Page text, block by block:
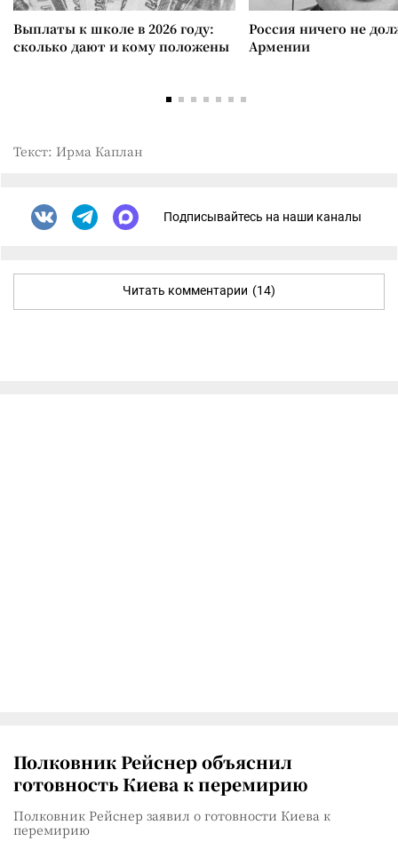
Выплаты к школе в 2026 году:
сколько дают и кому положены
Россия ничего не
Армении
Текст: Ирма Каплан
Подписывайтесь на наши каналы
Читать комментарии (14)
Полковник Рейснер объяснил
готовность Киева к перемирию
Полковник Рейснер заявил о готовности Киева к
перемирию